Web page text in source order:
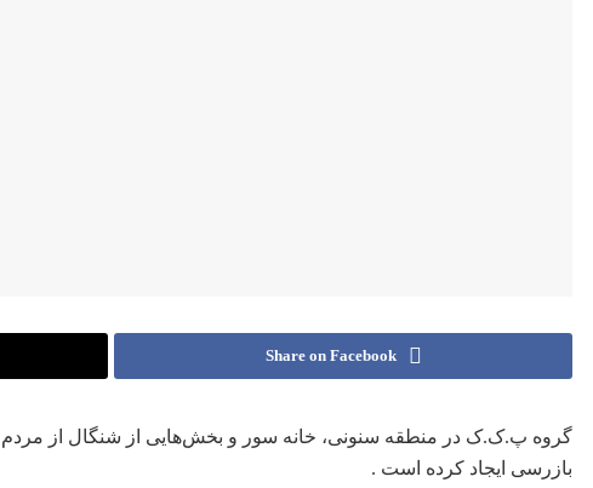
Share on Facebook
گروه پ.ک.ک در منطقه سنونی، خانە سور و بخش‌هایی از شنگال از
بازرسی ایجاد کردە است .